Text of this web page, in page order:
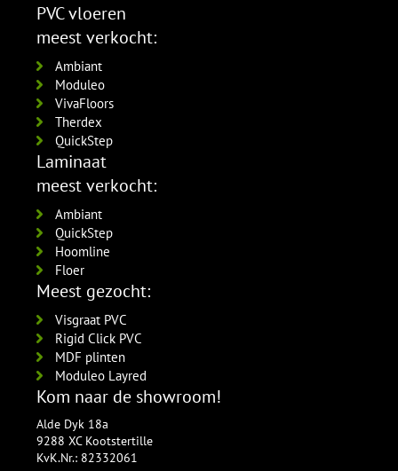
PVC vloeren
meest verkocht:
Ambiant
Moduleo
VivaFloors
Therdex
QuickStep
Laminaat
meest verkocht:
Ambiant
QuickStep
Hoomline
Floer
Meest gezocht:
Visgraat PVC
Rigid Click PVC
MDF plinten
Moduleo Layred
Kom naar de showroom!
Alde Dyk 18a
9288 XC Kootstertille
KvK.Nr.: 82332061